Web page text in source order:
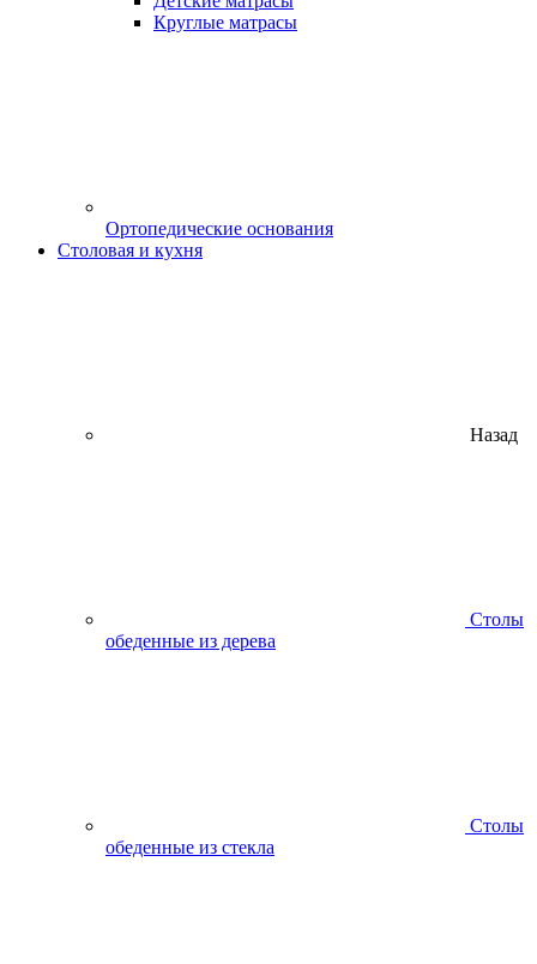
Круглые матрасы
Ортопедические основания
Столовая и кухня
Назад
Столы
обеденные из дерева
Столы
обеденные из стекла